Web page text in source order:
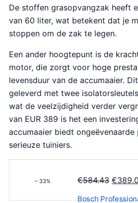
De stoffen grasopvangzak heeft
van 60 liter, wat betekent dat je
stoppen om de zak te legen.
Een ander hoogtepunt is de
motor, die zorgt voor hoge
levensduur van de accumaaier.
geleverd met twee
wat de veelzijdigheid verder
van EUR 389 is het een
accumaaier biedt
serieuze tuiniers.
– 33% €584.43 O
€
Bosch